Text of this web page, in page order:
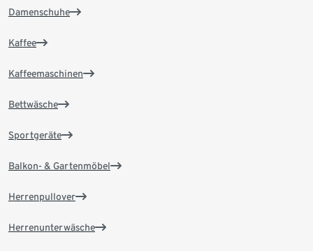
Damenschuhe
Kaffee
Kaffeemaschinen
Bettwäsche
Sportgeräte
Balkon- & Gartenmöbel
Herrenpullover
Herrenunterwäsche